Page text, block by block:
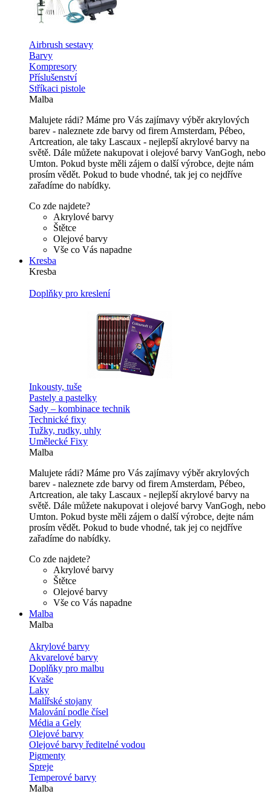
Airbrush sestavy
Barvy
Kompresory
Příslušenství
Stříkaci pistole
Malba
Malujete rádi? Máme pro Vás zajímavy výběr akrylových
barev - naleznete zde barvy od firem Amsterdam, Pébeo,
Artcreation, ale taky Lascaux - nejlepší akrylové barvy na
světě. Dále můžete nakupovat i olejové barvy VanGogh, nebo
Umton. Pokud byste měli zájem o další výrobce, dejte nám
prosím vědět. Pokud to bude vhodné, tak jej co nejdříve
zařadíme do nabídky.
Co zde najdete?
Akrylové barvy
Štětce
Olejové barvy
Vše co Vás napadne
Kresba
Kresba
Doplňky pro kreslení
Inkousty, tuše
Pastely a pastelky
Sady – kombinace technik
Technické fixy
Tužky, rudky, uhly
Umělecké Fixy
Malba
Malujete rádi? Máme pro Vás zajímavy výběr akrylových
barev - naleznete zde barvy od firem Amsterdam, Pébeo,
Artcreation, ale taky Lascaux - nejlepší akrylové barvy na
světě. Dále můžete nakupovat i olejové barvy VanGogh, nebo
Umton. Pokud byste měli zájem o další výrobce, dejte nám
prosím vědět. Pokud to bude vhodné, tak jej co nejdříve
zařadíme do nabídky.
Co zde najdete?
Akrylové barvy
Štětce
Olejové barvy
Vše co Vás napadne
Malba
Malba
Akrylové barvy
Akvarelové barvy
Doplňky pro malbu
Kvaše
Laky
Malířské stojany
Malování podle čísel
Média a Gely
Olejové barvy
Olejové barvy ředitelné vodou
Pigmenty
Spreje
Temperové barvy
Malba